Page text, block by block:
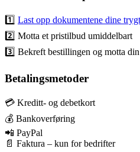
1️⃣ Last opp dokumentene dine
2️⃣ Motta et pristilbud umiddelbart
3️⃣ Bekreft bestillingen og motta
Betalingsmetoder
💳 Kreditt- og debetkort
💰 Bankoverføring
📲 PayPal
📄 Faktura – kun for bedrifter